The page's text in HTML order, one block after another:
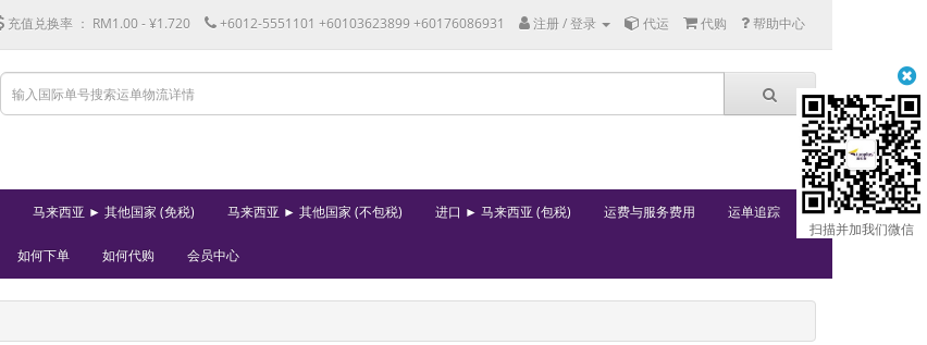
充值兑换率 ： RM1.00 - ¥1.720 +6012-5551101 +60103623899 +60176086931 注册 / 登录 代运 代购 帮助中心
马来西亚 ► 其他国家 (免税) 马来西亚 ► 其他国家 (不包税) 进口 ► 马来西亚 (包税) 运费与服务费用 运单追踪
如何下单 如何代购 会员中心
扫描并加我们微信